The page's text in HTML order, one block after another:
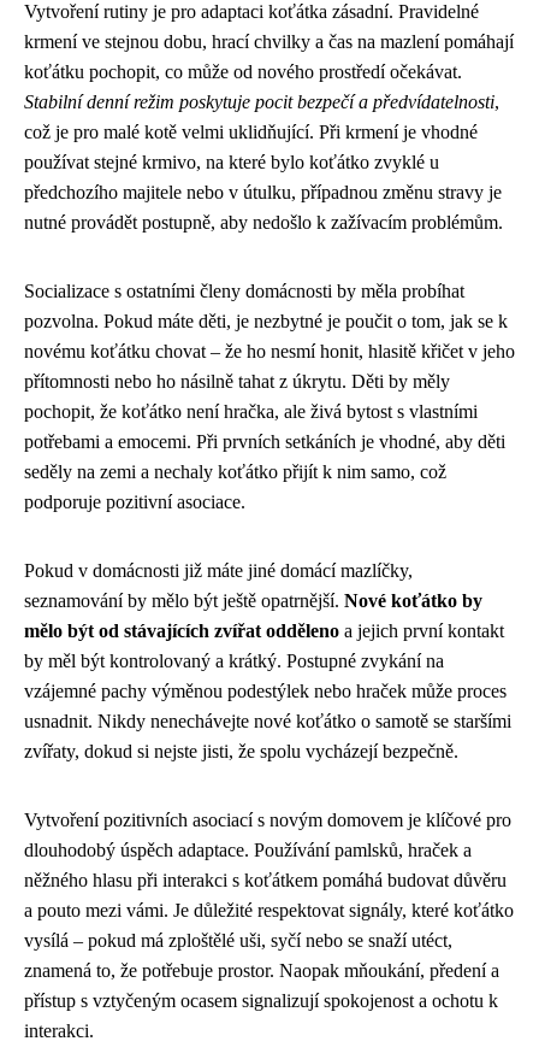
Vytvoření rutiny je pro adaptaci koťátka zásadní. Pravidelné
krmení ve stejnou dobu, hrací chvilky a čas na mazlení pomáhají
koťátku pochopit, co může od nového prostředí očekávat.
Stabilní denní režim poskytuje pocit bezpečí a předvídatelnosti,
což je pro malé kotě velmi uklidňující. Při krmení je vhodné
používat stejné krmivo, na které bylo koťátko zvyklé u
předchozího majitele nebo v útulku, případnou změnu stravy je
nutné provádět postupně, aby nedošlo k zažívacím problémům.
Socializace s ostatními členy domácnosti by měla probíhat
pozvolna. Pokud máte děti, je nezbytné je poučit o tom, jak se k
novému koťátku chovat – že ho nesmí honit, hlasitě křičet v jeho
přítomnosti nebo ho násilně tahat z úkrytu. Děti by měly
pochopit, že koťátko není hračka, ale živá bytost s vlastními
potřebami a emocemi. Při prvních setkáních je vhodné, aby děti
seděly na zemi a nechaly koťátko přijít k nim samo, což
podporuje pozitivní asociace.
Pokud v domácnosti již máte jiné domácí mazlíčky,
seznamování by mělo být ještě opatrnější. Nové koťátko by
mělo být od stávajících zvířat odděleno a jejich první kontakt
by měl být kontrolovaný a krátký. Postupné zvykání na
vzájemné pachy výměnou podestýlek nebo hraček může proces
usnadnit. Nikdy nenechávejte nové koťátko o samotě se staršími
zvířaty, dokud si nejste jisti, že spolu vycházejí bezpečně.
Vytvoření pozitivních asociací s novým domovem je klíčové pro
dlouhodobý úspěch adaptace. Používání pamlsků, hraček a
něžného hlasu při interakci s koťátkem pomáhá budovat důvěru
a pouto mezi vámi. Je důležité respektovat signály, které koťátko
vysílá – pokud má zploštělé uši, syčí nebo se snaží utéct,
znamená to, že potřebuje prostor. Naopak mňoukání, předení a
přístup s vztyčeným ocasem signalizují spokojenost a ochotu k
interakci.